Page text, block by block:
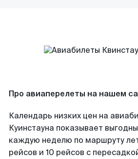
Про авиаперелеты на нашем
Календарь низких цен на
Куинстауна показывает
каждую неделю по маршруту
рейсов и 10 рейсов с